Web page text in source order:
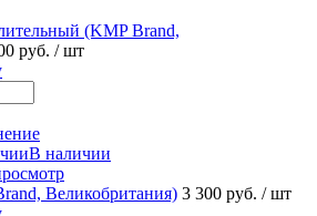
(KMP Brand,
руб. / шт
В наличии
Великобритания) 3 300 руб. / шт